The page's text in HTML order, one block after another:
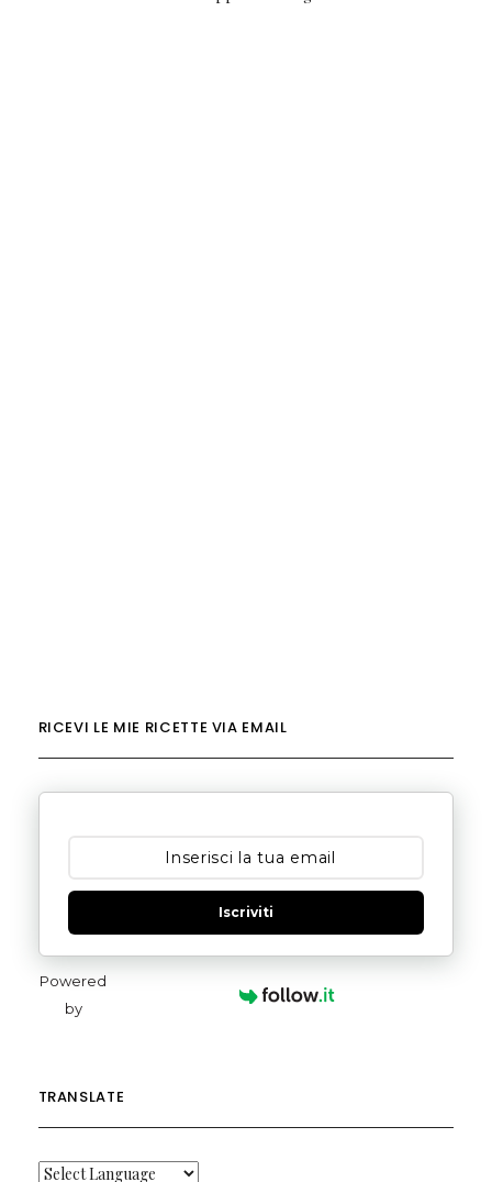
RICEVI LE MIE RICETTE VIA EMAIL
Iscriviti
Powered
by
TRANSLATE